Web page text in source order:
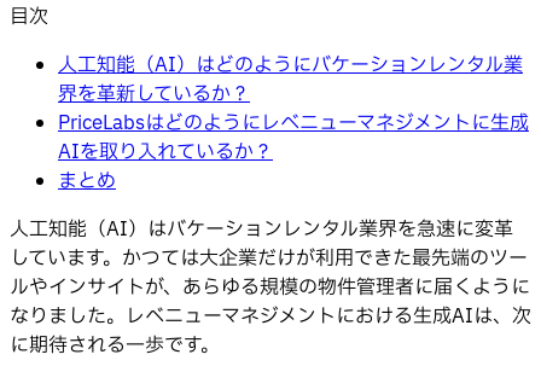
目次
人工知能（AI）はどのようにバケーションレンタル業
界を革新しているか？
PriceLabsはどのようにレベニューマネジメントに生成
AIを取り入れているか？
まとめ
人工知能（AI）はバケーションレンタル業界を急速に変革
しています。かつては大企業だけが利用できた最先端のツー
ルやインサイトが、あらゆる規模の物件管理者に届くように
なりました。レベニューマネジメントにおける生成AIは、次
に期待される一歩です。